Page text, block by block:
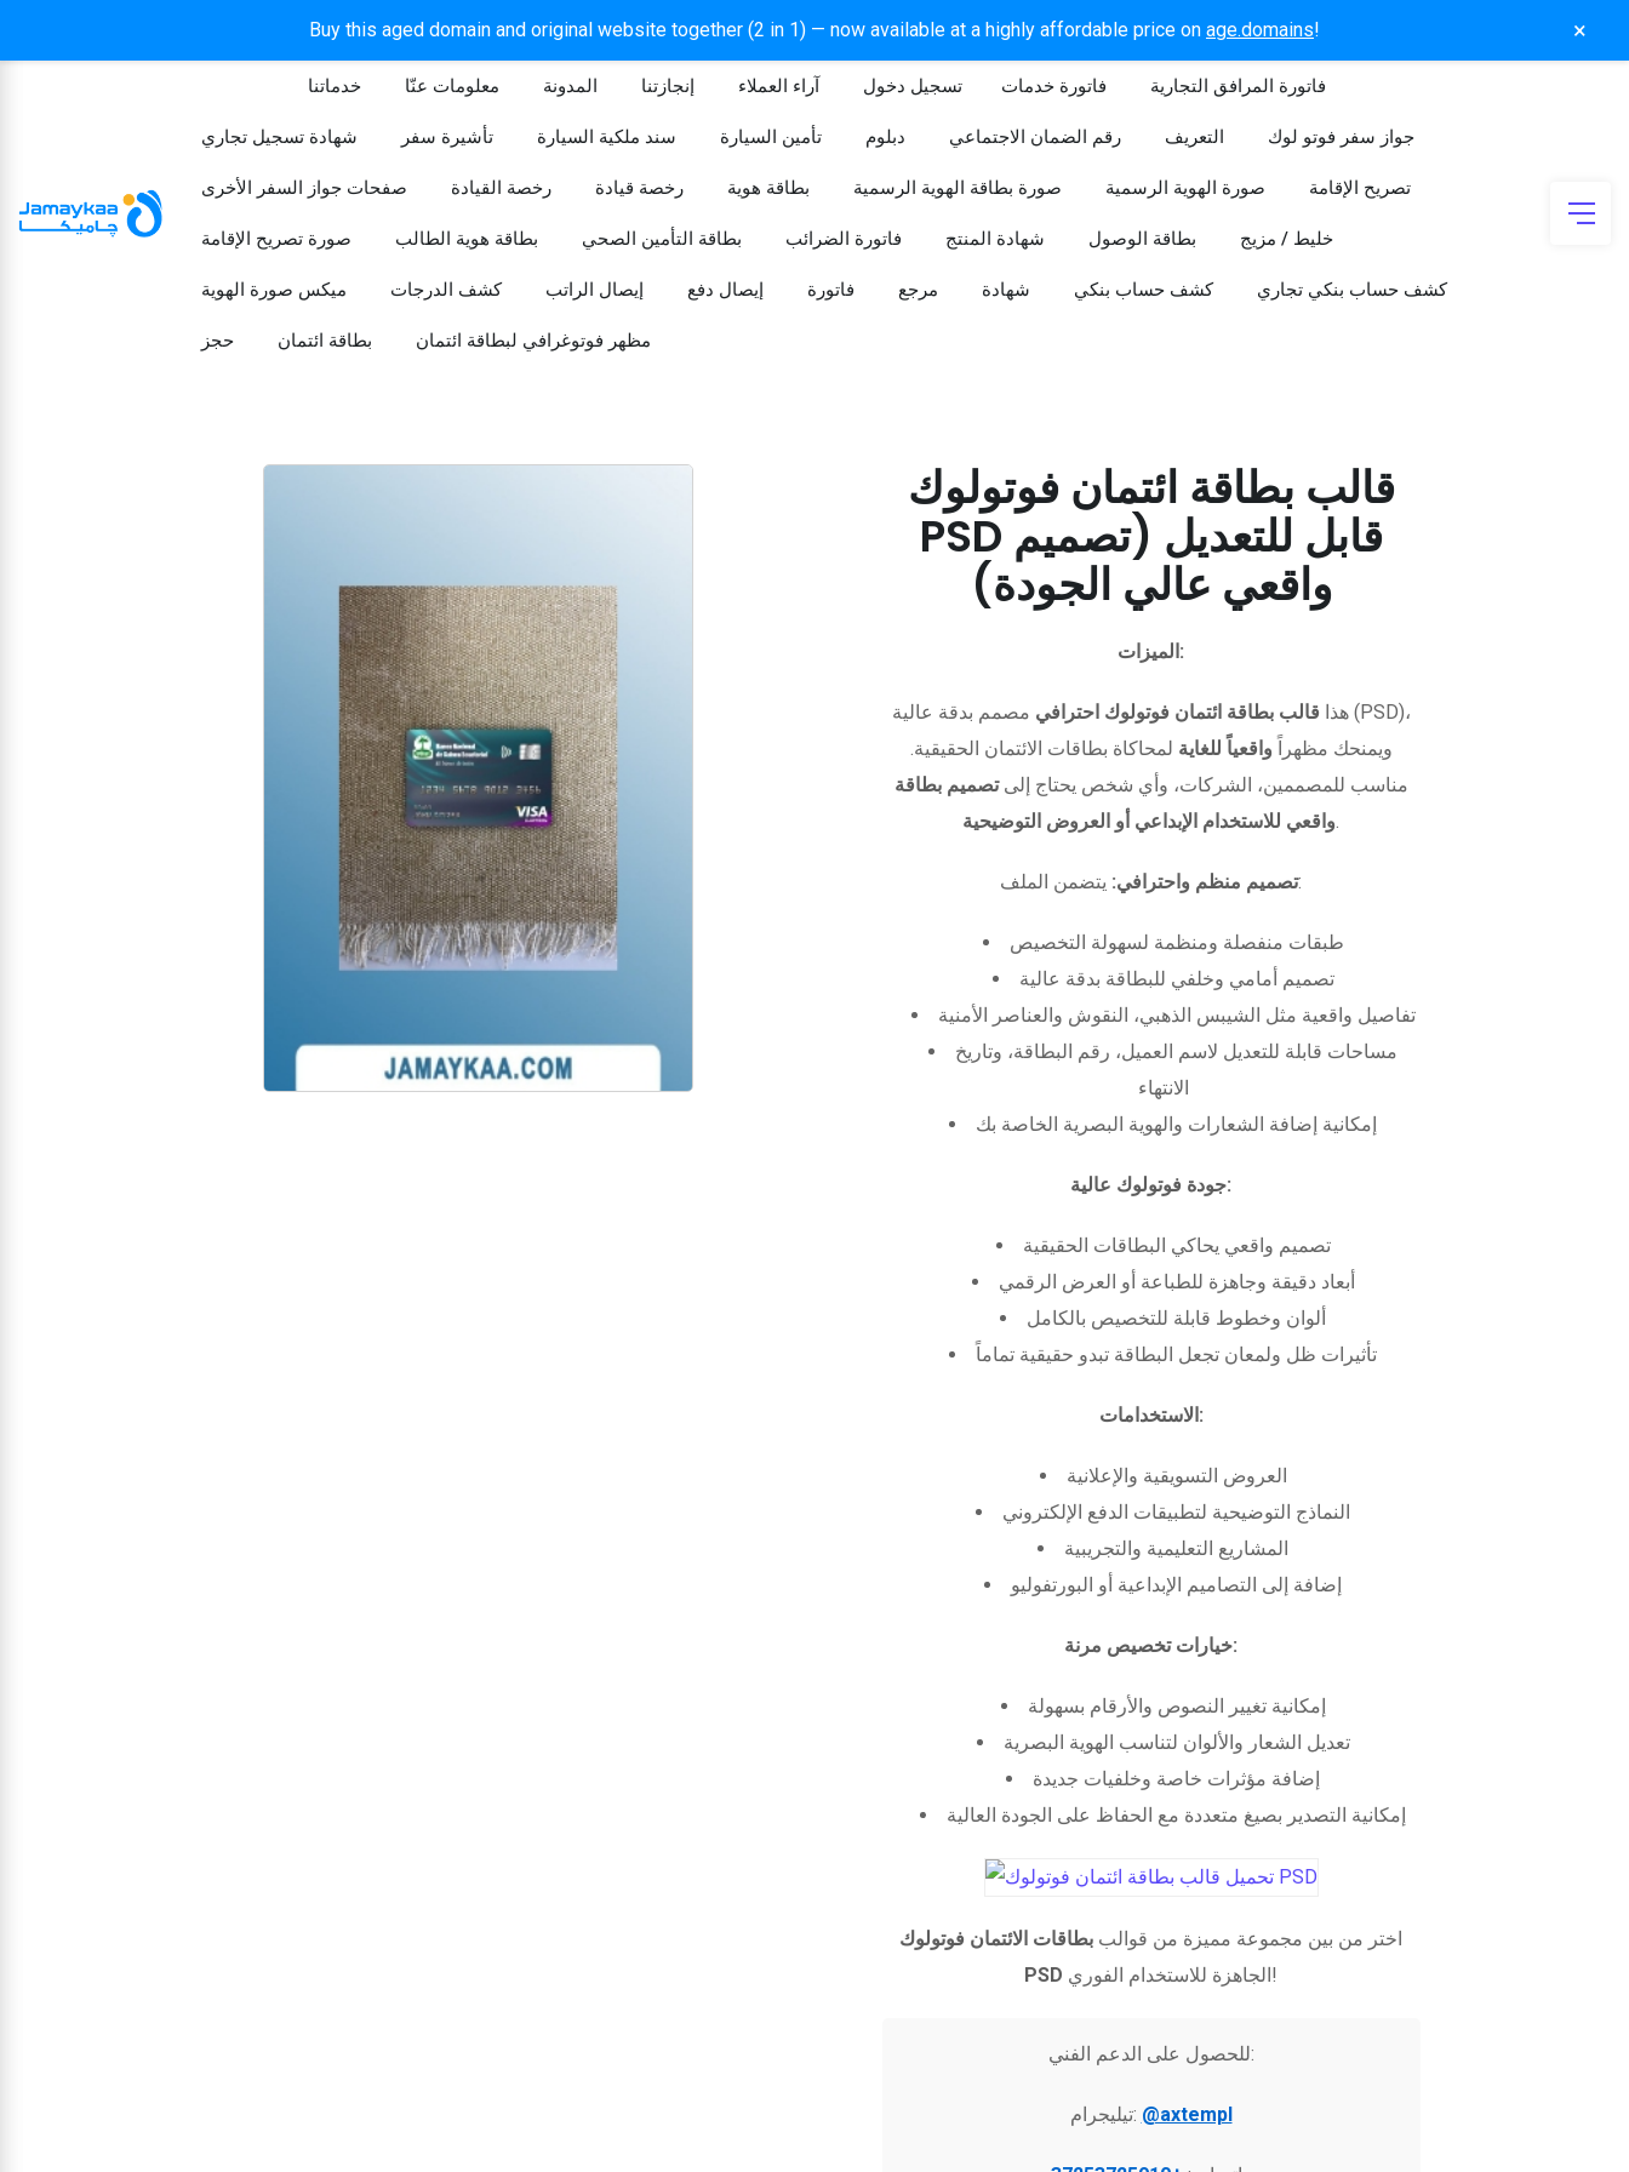
Buy this aged domain and original website together (2 in 1) — now available at a highly affordable price on age.domains! ×
خدماتنا معلومات عنّا المدونة إنجازتنا آراء العملاء تسجيل دخول​ فاتورة خدمات فاتورة المرافق التجارية
شهادة تسجيل تجاري تأشيرة سفر سند ملكية السيارة تأمين السيارة دبلوم رقم الضمان الاجتماعي التعريف جواز سفر فوتو لوك
صفحات جواز السفر الأخرى رخصة القيادة رخصة قيادة بطاقة هوية صورة بطاقة الهوية الرسمية صورة الهوية الرسمية تصريح الإقامة
صورة تصريح الإقامة بطاقة هوية الطالب بطاقة التأمين الصحي فاتورة الضرائب شهادة المنتج بطاقة الوصول خليط / مزيج
ميكس صورة الهوية كشف الدرجات إيصال الراتب إيصال دفع فاتورة مرجع شهادة كشف حساب بنكي كشف حساب بنكي تجاري
حجز بطاقة ائتمان مظهر فوتوغرافي لبطاقة ائتمان
قالب بطاقة ائتمان فوتولوك
PSD قابل للتعديل (تصميم
واقعي عالي الجودة)
الميزات:
هذا قالب بطاقة ائتمان فوتولوك احترافي مصمم بدقة عالية (PSD)،
ويمنحك مظهراً واقعياً للغاية لمحاكاة بطاقات الائتمان الحقيقية.
مناسب للمصممين، الشركات، وأي شخص يحتاج إلىتصميم بطاقة
واقعي للاستخدام الإبداعي أو العروض التوضيحية.
تصميم منظم واحترافي:يتضمن الملف:
طبقات منفصلة ومنظمة لسهولة التخصيص
تصميم أمامي وخلفي للبطاقة بدقة عالية
تفاصيل واقعية مثل الشيبس الذهبي، النقوش والعناصر الأمنية
مساحات قابلة للتعديل لاسم العميل، رقم البطاقة، وتاريخ
الانتهاء
إمكانية إضافة الشعارات والهوية البصرية الخاصة بك
جودة فوتولوك عالية:
تصميم واقعي يحاكي البطاقات الحقيقية
أبعاد دقيقة وجاهزة للطباعة أو العرض الرقمي
ألوان وخطوط قابلة للتخصيص بالكامل
تأثيرات ظل ولمعان تجعل البطاقة تبدو حقيقية تماماً
الاستخدامات:
العروض التسويقية والإعلانية
النماذج التوضيحية لتطبيقات الدفع الإلكتروني
المشاريع التعليمية والتجريبية
إضافة إلى التصاميم الإبداعية أو البورتفوليو
خيارات تخصيص مرنة:
إمكانية تغيير النصوص والأرقام بسهولة
تعديل الشعار والألوان لتناسب الهوية البصرية
إضافة مؤثرات خاصة وخلفيات جديدة
إمكانية التصدير بصيغ متعددة مع الحفاظ على الجودة العالية
اختر من بين مجموعة مميزة من قوالب بطاقات الائتمان فوتولوك
PSD
الجاهزة للاستخدام الفوري!
للحصول على الدعم الفني:
تيليجرام: @axtempl